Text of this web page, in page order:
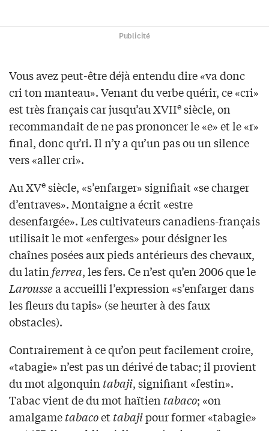
Publicité
Vous avez peut-être déjà entendu dire «va donc
cri ton manteau». Venant du verbe quérir, ce «cri»
est très français car jusqu’au XVIIe siècle, on
recommandait de ne pas prononcer le «e» et le «r»
final, donc qu’ri. Il n’y a qu’un pas ou un silence
vers «aller cri».
Au XVe siècle, «s’enfarger» signifiait «se charger
d’entraves». Montaigne a écrit «estre
desenfargée». Les cultivateurs canadiens-français
utilisait le mot «enferges» pour désigner les
chaînes posées aux pieds antérieurs des chevaux,
du latin ferrea, les fers. Ce n’est qu’en 2006 que le
Laroussea accueilli l’expression «s’enfarger dans
les fleurs du tapis» (se heurter à des faux
obstacles).
Contrairement à ce qu’on peut facilement croire,
«tabagie» n’est pas un dérivé de tabac; il provient
du mot algonquin tabaji, signifiant «festin».
Tabac vient de du mot haïtien tabaco; «on
amalgametabacoettabajipour former «tabagie»